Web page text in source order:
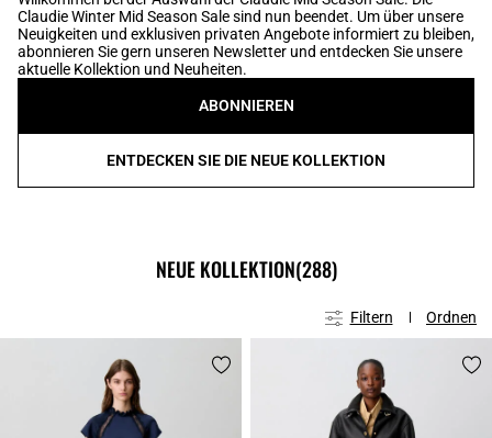
Claudie Winter Mid Season Sale sind nun beendet. Um über unsere
Neuigkeiten und exklusiven privaten Angebote informiert zu bleiben,
abonnieren Sie gern unseren Newsletter und entdecken Sie unsere
aktuelle Kollektion und Neuheiten.
ABONNIEREN
ENTDECKEN SIE DIE NEUE KOLLEKTION
NEUE KOLLEKTION(288)
Filtern Ordnen